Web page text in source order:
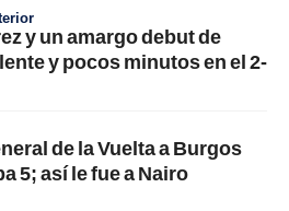
y un amargo debut de
y pocos minutos en el 2-
de la Vuelta a Burgos
5; así le fue a Nairo